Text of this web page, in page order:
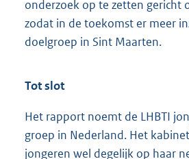
onderzoek op te zetten gericht
zodat in de toekomst er meer
doelgroep in Sint Maarten.
Tot slot
Het rapport noemt de LHBTI
groep in Nederland. Het
jongeren wel degelijk op haar